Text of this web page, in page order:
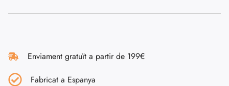
Enviament gratuït a partir de 199€
Fabricat a Espanya